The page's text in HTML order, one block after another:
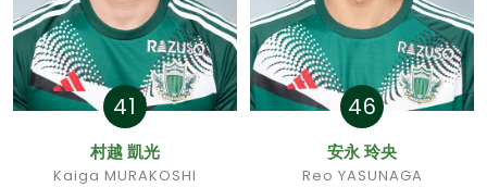
41
村越 凱光
Kaiga MURAKOSHI
46
安永 玲央
Reo YASUNAGA